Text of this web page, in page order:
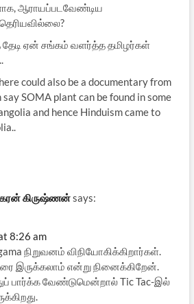
ஆராயப்படவேண்டிய
ஏன் சங்கம் வளர்த்த தமிழர்கள்
could also be a documentary from
SOMA plant can be found in some
and hence Hinduism came to
கிருஷ்ணன்says:
8:26 am
நிறுவனம் விநியோகிக்கிறார்கள்.
இருக்கலாம் என்று நினைக்கிறேன்.
பார்க்க வேண்டுமென்றால் Tic Tac-இல்